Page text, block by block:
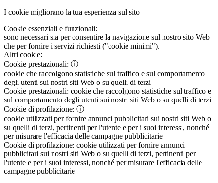
I cookie migliorano la tua esperienza sul sito
Cookie essenziali e funzionali:
sono necessari sia per consentire la navigazione sul nostro sito Web
che per fornire i servizi richiesti ("cookie minimi").
Altri cookie:
Cookie prestazionali: ⓘ
cookie che raccolgono statistiche sul traffico e sul comportamento
degli utenti sui nostri siti Web o su quelli di terzi
Cookie prestazionali: cookie che raccolgono statistiche sul traffico e
sul comportamento degli utenti sui nostri siti Web o su quelli di terzi
Cookie di profilazione: ⓘ
cookie utilizzati per fornire annunci pubblicitari sui nostri siti Web o
su quelli di terzi, pertinenti per l'utente e per i suoi interessi, nonché
per misurare l'efficacia delle campagne pubblicitarie
Cookie di profilazione: cookie utilizzati per fornire annunci
pubblicitari sui nostri siti Web o su quelli di terzi, pertinenti per
l'utente e per i suoi interessi, nonché per misurare l'efficacia delle
campagne pubblicitarie